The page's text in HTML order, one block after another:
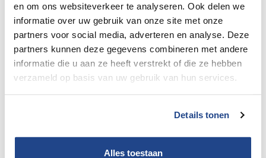
en om ons websiteverkeer te analyseren. Ook delen we
informatie over uw gebruik van onze site met onze
partners voor social media, adverteren en analyse. Deze
partners kunnen deze gegevens combineren met andere
informatie die u aan ze heeft verstrekt of die ze hebben
verzameld op basis van uw gebruik van hun services.
Details tonen
Alles toestaan
Je e-mail *
Je telefoonnummer *